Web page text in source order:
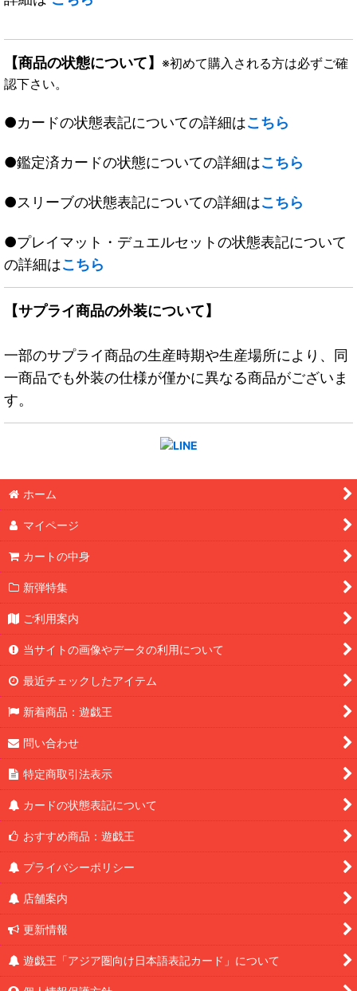
【商品の状態について】 ※初めて購入される方は必ずご確
認下さい。
●カードの状態表記についての詳細はこちら
●鑑定済カードの状態についての詳細はこちら
●スリーブの状態表記についての詳細はこちら
●プレイマット・デュエルセットの状態表記について
の詳細はこちら
【サプライ商品の外装について】
一部のサプライ商品の生産時期や生産場所により、同
一商品でも外装の仕様が僅かに異なる商品がございま
す。
ホーム
マイページ
カートの中身
新弾特集
ご利用案内
当サイトの画像やデータの利用について
最近チェックしたアイテム
新着商品：遊戯王
問い合わせ
特定商取引法表示
カードの状態表記について
おすすめ商品：遊戯王
プライバシーポリシー
店舗案内
更新情報
遊戯王「アジア圏向け日本語表記カード」について